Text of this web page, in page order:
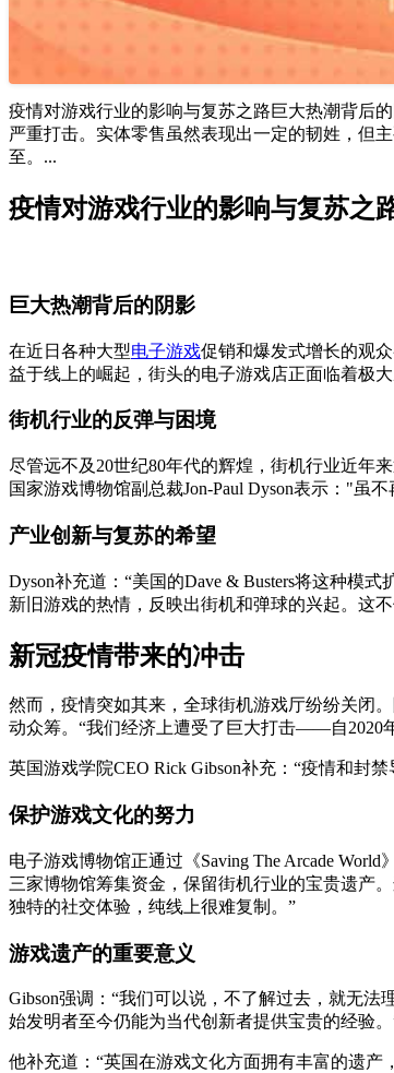
疫情对游戏行业的影响与复苏之路巨大热潮背后
严重打击。实体零售虽然表现出一定的韧姓，但
至。...
疫情对游戏行业的影响与复苏之
巨大热潮背后的阴影
在近日各种大型电子游戏促销和爆发式增长的观
益于线上的崛起，街头的电子游戏店正面临着极
街机行业的反弹与困境
尽管远不及20世纪80年代的辉煌，街机行业近年来
国家游戏博物馆副总裁Jon-Paul Dyson表示："
产业创新与复苏的希望
Dyson补充道：“美国的Dave & Busters将这种模
新旧游戏的热情，反映出街机和弹球的兴起。这
新冠疫情带来的冲击
然而，疫情突如其来，全球街机游戏厅纷纷关闭
动众筹。“我们经济上遭受了巨大打击——自2020年
英国游戏学院CEO Rick Gibson补充：“疫情和封
保护游戏文化的努力
电子游戏博物馆正通过《Saving The Arcade
三家博物馆筹集资金，保留街机行业的宝贵遗产
独特的社交体验，纯线上很难复制。”
游戏遗产的重要意义
Gibson强调：“我们可以说，不了解过去，就无
始发明者至今仍能为当代创新者提供宝贵的经验。
他补充道：“英国在游戏文化方面拥有丰富的遗